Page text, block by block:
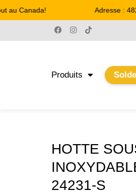
Canada! Adresse :
Produits
HOTTE
24231-S